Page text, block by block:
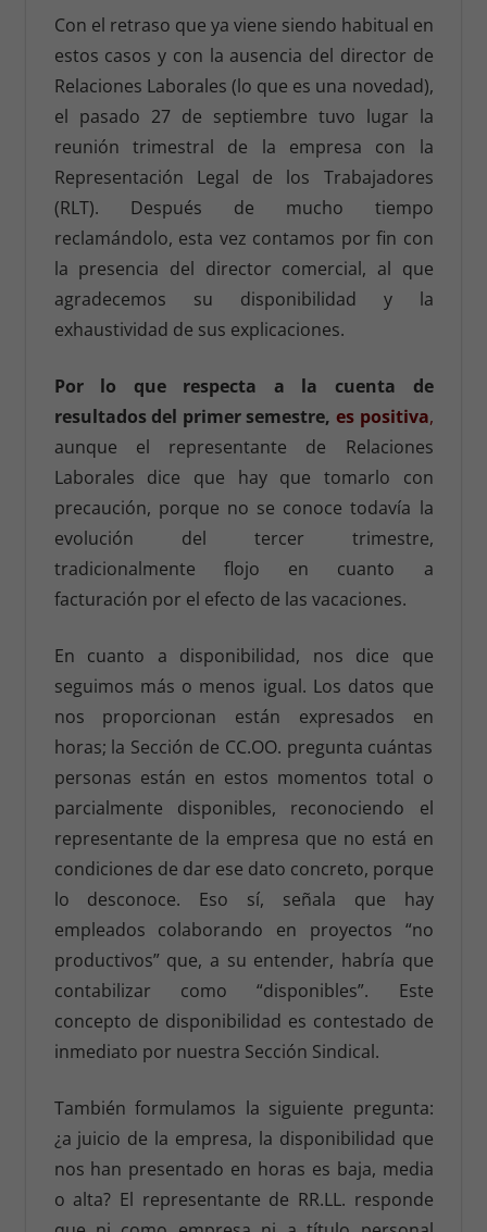
Con el retraso que ya viene siendo habitual en
estos casos y con la ausencia del director de
Relaciones Laborales (lo que es una novedad),
el pasado 27 de septiembre tuvo lugar la
reunión trimestral de la empresa con la
Representación Legal de los Trabajadores
(RLT). Después de mucho tiempo
reclamándolo, esta vez contamos por fin con
la presencia del director comercial, al que
agradecemos su disponibilidad y la
exhaustividad de sus explicaciones.
Por lo que respecta a la cuenta de
resultados del primer semestre, es positiva,
aunque el representante de Relaciones
Laborales dice que hay que tomarlo con
precaución, porque no se conoce todavía la
evolución del tercer trimestre,
tradicionalmente flojo en cuanto a
facturación por el efecto de las vacaciones.
En cuanto a disponibilidad, nos dice que
seguimos más o menos igual. Los datos que
nos proporcionan están expresados en
horas; la Sección de CC.OO. pregunta cuántas
personas están en estos momentos total o
parcialmente disponibles, reconociendo el
representante de la empresa que no está en
condiciones de dar ese dato concreto, porque
lo desconoce. Eso sí, señala que hay
empleados colaborando en proyectos “no
productivos” que, a su entender, habría que
contabilizar como “disponibles”. Este
concepto de disponibilidad es contestado de
inmediato por nuestra Sección Sindical.
También formulamos la siguiente pregunta:
¿a juicio de la empresa, la disponibilidad que
nos han presentado en horas es baja, media
o alta? El representante de RR.LL. responde